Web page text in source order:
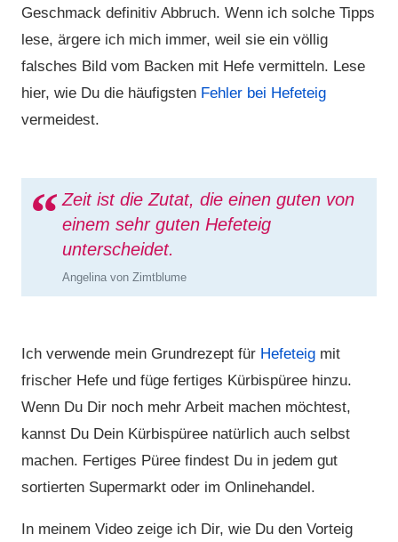
Geschmack definitiv Abbruch. Wenn ich solche Tipps
lese, ärgere ich mich immer, weil sie ein völlig
falsches Bild vom Backen mit Hefe vermitteln. Lese
hier, wie Du die häufigsten Fehler bei Hefeteig
vermeidest.
Zeit ist die Zutat, die einen guten von
einem sehr guten Hefeteig
unterscheidet.
Angelina von Zimtblume
Ich verwende mein Grundrezept für Hefeteig mit
frischer Hefe und füge fertiges Kürbispüree hinzu.
Wenn Du Dir noch mehr Arbeit machen möchtest,
kannst Du Dein Kürbispüree natürlich auch selbst
machen. Fertiges Püree findest Du in jedem gut
sortierten Supermarkt oder im Onlinehandel.
In meinem Video zeige ich Dir, wie Du den Vorteig